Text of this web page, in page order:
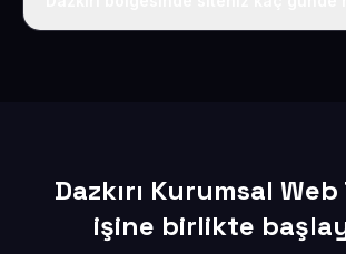
Dazkırı Kurumsal Web
işine birlikte